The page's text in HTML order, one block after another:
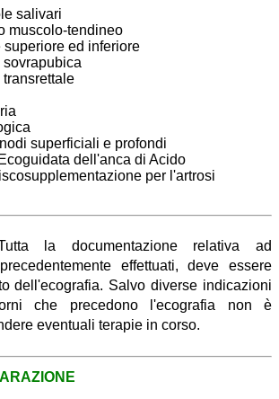
salivari
muscolo-tendineo
superiore ed inferiore
sovrapubica
transrettale
superficiali e profondi
dell'anca di Acido
per l'artrosi
la documentazione relativa ad
effettuati, deve essere
dell'ecografia. Salvo diverse indicazioni
che precedono l'ecografia non è
eventuali terapie in corso.